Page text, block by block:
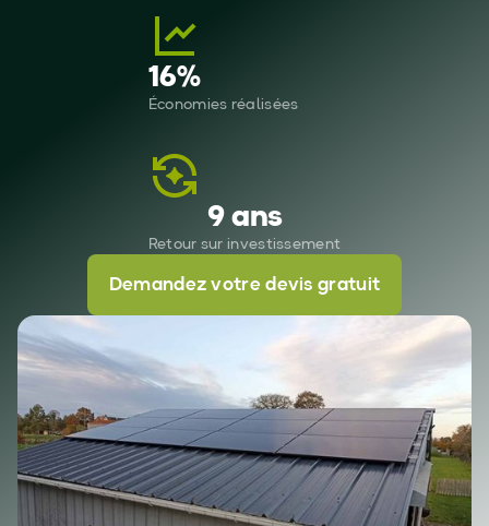
16%
Économies réalisées
9 ans
Retour sur investissement
Demandez votre devis gratuit